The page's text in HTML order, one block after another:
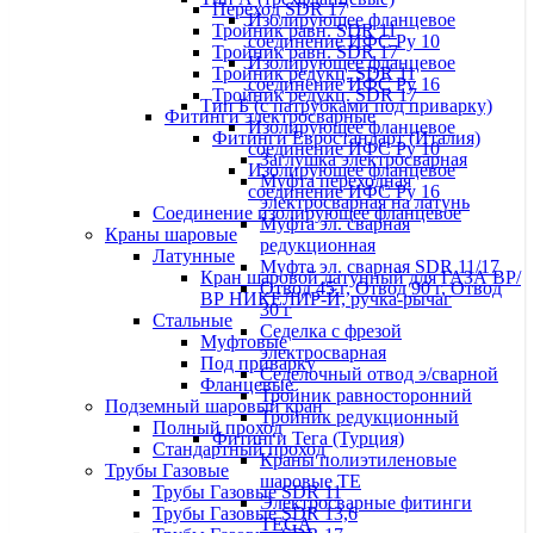
Изолирующее фланцевое
соединение ИФС Ру 10
Изолирующее фланцевое
соединение ИФС Ру 16
Тип Б (с патрубками под приварку)
Изолирующее фланцевое
соединение ИФС Ру 10
Изолирующее фланцевое
соединение ИФС Ру 16
Соединение изолирующее фланцевое
Краны шаровые
Латунные
Кран шаровой латунный для ГАЗА ВР/
ВР НИКЕЛИР-Й, ручка-рычаг
Стальные
Муфтовые
Под приварку
Фланцевые
Подземный шаровый кран
Полный проход
Стандартный проход
Трубы Газовые
Трубы Газовые SDR 11
Трубы Газовые SDR 13,6
Переход SDR 17
Тройник равн. SDR 11
Тройник равн. SDR 17
Тройник редукц. SDR 11
Тройник редукц. SDR 17
Фитинги электросварные
Фитинги Евростандарт (Италия)
Заглушка электросварная
Муфта переходная
электросварная на латунь
Муфта эл. cварная
редукционная
Муфта эл. сварная SDR 11/17
Отвод 45 г, Отвод 90 г, Отвод
30 г
Седелка с фрезой
электросварная
Седелочный отвод э/сварной
Тройник равносторонний
Тройник редукционный
Фитинги Тега (Турция)
Краны полиэтиленовые
шаровые TE
Электросварные фитинги
TEGA